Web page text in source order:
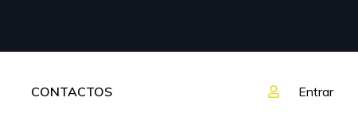
CONTACTOS Entrar